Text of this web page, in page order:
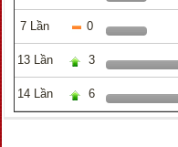
7 Lần 0
13 Lần 3
14 Lần 6